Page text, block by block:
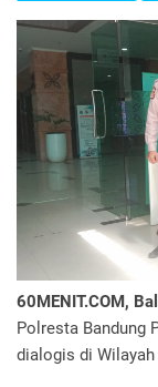
60MENIT.COM,
Polresta Bandung
dialogis di Wilayah